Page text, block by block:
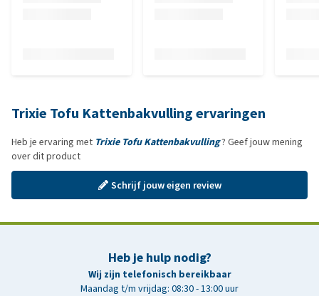
Trixie Tofu Kattenbakvulling ervaringen
Heb je ervaring met Trixie Tofu Kattenbakvulling? Geef jouw mening
over dit product
Schrijf jouw eigen review
Heb je hulp nodig?
Wij zijn telefonisch bereikbaar
Maandag t/m vrijdag: 08:30 - 13:00 uur